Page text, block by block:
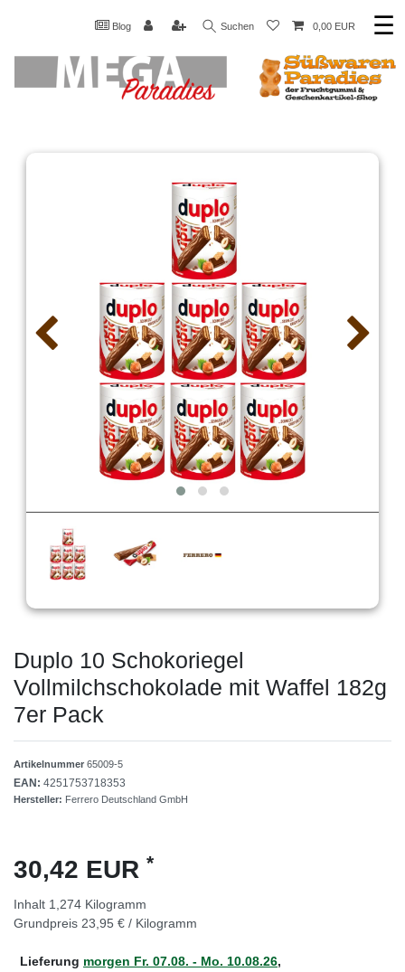
Blog Suchen 0,00 EUR ☰
Duplo 10 Schokoriegel
Vollmilchschokolade mit Waffel 182g
7er Pack
Artikelnummer 65009-5
EAN: 4251753718353
Hersteller: Ferrero Deutschland GmbH
30,42 EUR *
Inhalt 1,274 Kilogramm
Grundpreis 23,95 € / Kilogramm
Lieferung morgen Fr. 07.08. - Mo. 10.08.26,